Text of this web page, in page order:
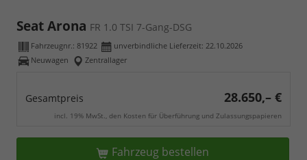
Seat Arona FR 1.0 TSI 7-Gang-DSG
Fahrzeugnr.: 81922 unverbindliche Lieferzeit: 22.10.2026
Neuwagen
Zentrallager
Gesamtpreis 28.650,– €
incl. 19% MwSt., den Kosten für Überführung und Zulassungspapieren
Fahrzeug bestellen